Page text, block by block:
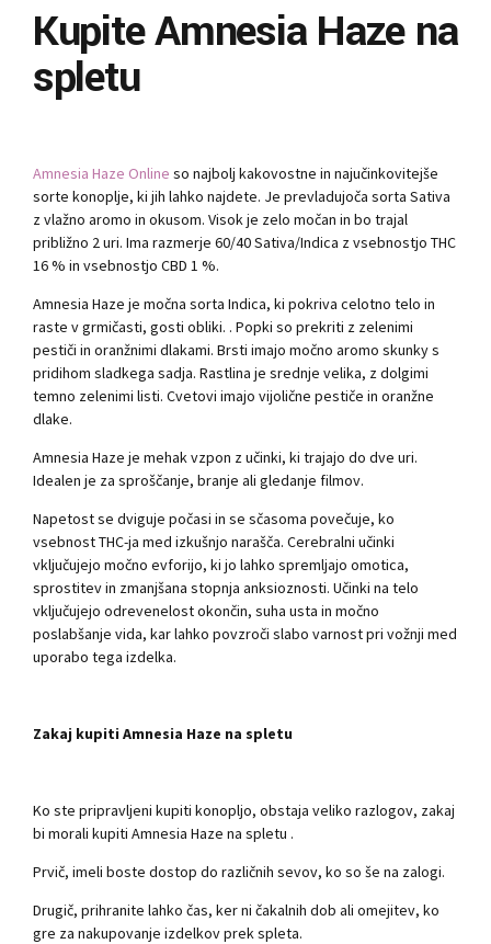
Kupite Amnesia Haze na
spletu
Amnesia Haze Online so najbolj kakovostne in najučinkovitejše
sorte konoplje, ki jih lahko najdete. Je prevladujoča sorta Sativa
z vlažno aromo in okusom. Visok je zelo močan in bo trajal
približno 2 uri. Ima razmerje 60/40 Sativa/Indica z vsebnostjo THC
16 % in vsebnostjo CBD 1 %.
Amnesia Haze je močna sorta Indica, ki pokriva celotno telo in
raste v grmičasti, gosti obliki. . Popki so prekriti z zelenimi
pestiči in oranžnimi dlakami. Brsti imajo močno aromo skunky s
pridihom sladkega sadja. Rastlina je srednje velika, z dolgimi
temno zelenimi listi. Cvetovi imajo vijolične pestiče in oranžne
dlake.
Amnesia Haze je mehak vzpon z učinki, ki trajajo do dve uri.
Idealen je za sproščanje, branje ali gledanje filmov.
Napetost se dviguje počasi in se sčasoma povečuje, ko
vsebnost THC-ja med izkušnjo narašča. Cerebralni učinki
vključujejo močno evforijo, ki jo lahko spremljajo omotica,
sprostitev in zmanjšana stopnja anksioznosti. Učinki na telo
vključujejo odrevenelost okončin, suha usta in močno
poslabšanje vida, kar lahko povzroči slabo varnost pri vožnji med
uporabo tega izdelka.
Zakaj kupiti Amnesia Haze na spletu
Ko ste pripravljeni kupiti konopljo, obstaja veliko razlogov, zakaj
bi morali kupiti Amnesia Haze na spletu .
Prvič, imeli boste dostop do različnih sevov, ko so še na zalogi.
Drugič, prihranite lahko čas, ker ni čakalnih dob ali omejitev, ko
gre za nakupovanje izdelkov prek spleta.